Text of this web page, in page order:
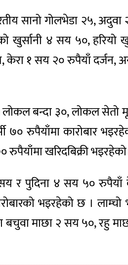
सानो गोलभेडा २५,
४ सय ५०, हरियो
१ सय २० रुपैयाँ दर्जन,
बन्दा ३०, लोकल सेतो
७० रुपैयाँमा कारोबार
रुपैयाँमा खरिदबिक्री
र पुदिना ४ सय ५० रुपैयाँ
भइरहेको छ । लाम्चो
माछा २ सय ५०, रहु